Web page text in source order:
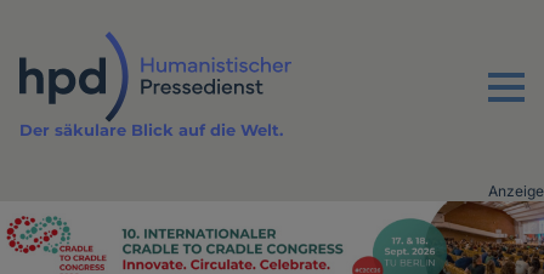
Inhalt
Menu
Der säkulare Blick auf die Welt.
Advertising
Anzeige